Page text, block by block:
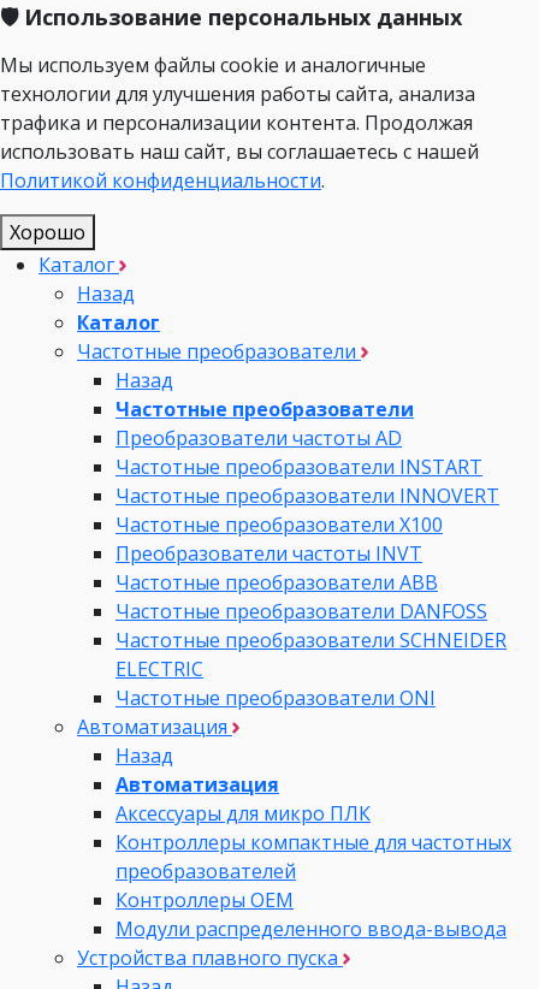
🛡️ Использование персональных данных
Мы используем файлы cookie и аналогичные
технологии для улучшения работы сайта, анализа
трафика и персонализации контента. Продолжая
использовать наш сайт, вы соглашаетесь с нашей
Политикой конфиденциальности.
Хорошо
Каталог
Назад
Каталог
Частотные преобразователи
Назад
Частотные преобразователи
Преобразователи частоты AD
Частотные преобразователи INSTART
Частотные преобразователи INNOVERT
Частотные преобразователи Х100
Преобразователи частоты INVT
Частотные преобразователи ABB
Частотные преобразователи DANFOSS
Частотные преобразователи SCHNEIDER
ELECTRIC
Частотные преобразователи ONI
Автоматизация
Назад
Автоматизация
Аксессуары для микро ПЛК
Контроллеры компактные для частотных
преобразователей
Контроллеры ОЕМ
Модули распределенного ввода-вывода
Устройства плавного пуска